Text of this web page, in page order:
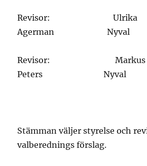
Revisor: Ulrika
Agerman Nyval
Revisor: Markus
Peters Nyval
Stämman väljer styrelse och
valberednings förslag.